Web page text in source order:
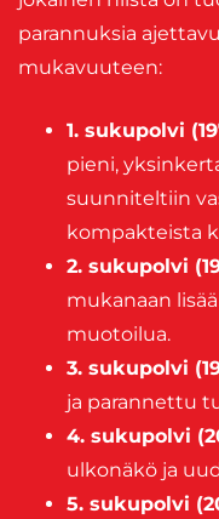
parannuksia
mukavuuteen:
1. sukupolvi
pieni,
suunniteltiin
kompakteista
2. sukupolvi
mukanaan
muotoilua.
3. sukupolvi
ja parannettu
4. sukupolvi
ulkonäkö ja
5. sukupolvi